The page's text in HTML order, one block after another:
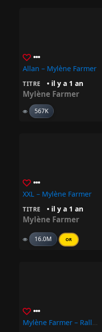
Allan – Mylène Farmer
TITRE • il y a 1 an
Mylène Farmer
567K
XXL – Mylène Farmer
TITRE • il y a 1 an
Mylène Farmer
16.0M OR
Mylène Farmer – Rallumer Les Étoiles